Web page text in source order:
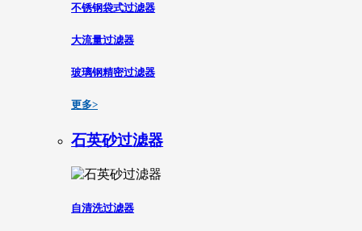
不锈钢袋式过滤器
大流量过滤器
玻璃钢精密过滤器
更多>
石英砂过滤器
自清洗过滤器